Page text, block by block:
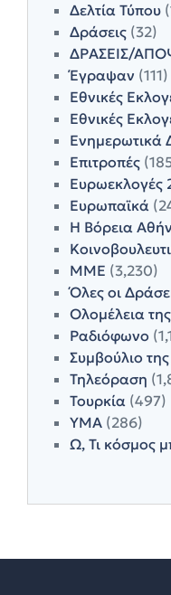
Δελτία Τύπου
Δράσεις (32)
ΔΡΑΣΕΙΣ/
Έγραψαν (111)
Εθνικές
Εθνικές
Ενημερωτικά
Επιτροπές
Ευρωεκλογές
Ευρωπαϊκά
Η Βόρεια
ΜΜΕ (3,230)
Όλες οι
Ολομέλεια
Ραδιόφωνο
Συμβούλιο
Τηλεόραση
Τουρκία (497)
ΥΜΑ (286)
Ω, Τι κόσμος